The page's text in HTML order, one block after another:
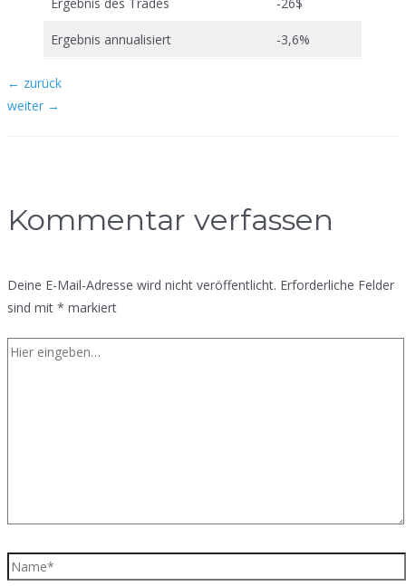
Ergebnis des Trades -26$
Ergebnis annualisiert -3,6%
Beitragsnavigation
← zurück
weiter →
Kommentar verfassen
Deine E-Mail-Adresse wird nicht veröffentlicht. Erforderliche Felder
sind mit * markiert
Hier
Name*